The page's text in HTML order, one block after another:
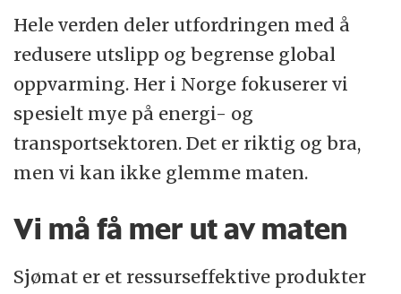
Hele verden deler utfordringen med å
redusere utslipp og begrense global
oppvarming. Her i Norge fokuserer vi
spesielt mye på energi- og
transportsektoren. Det er riktig og bra,
men vi kan ikke glemme maten.
Vi må få mer ut av maten
Sjømat er et ressurseffektive produkter